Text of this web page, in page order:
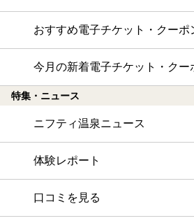
おすすめ電子チケット・クーポ
今月の新着電子チケット・クー
特集・ニュース
ニフティ温泉ニュース
体験レポート
口コミを見る